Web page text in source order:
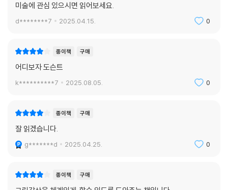
미술에 관심 있으시면 읽어보세요.
d********7 2025.04.15. 0
종이책 구매
어디보자 도슨트
k**********7 2025.08.05. 0
종이책 구매
잘 읽겠습니다.
g*******d 2025.04.25. 0
종이책 구매